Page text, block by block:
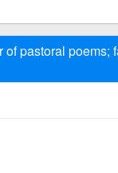
pastoral poems;